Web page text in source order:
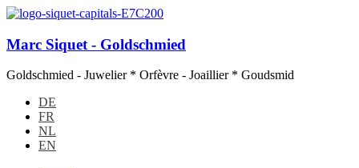
Marc Siquet - Goldschmied
Goldschmied - Juwelier * Orfèvre - Joaillier * Goudsmid
DE
FR
NL
EN